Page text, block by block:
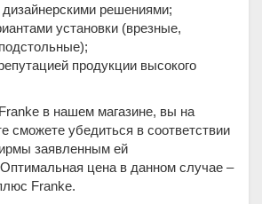
решениями;
установки (врезные,
продукции высокого
в нашем магазине, вы на
сможете убедиться в соответствии
заявленным ей
цена в данном случае –
Franke.